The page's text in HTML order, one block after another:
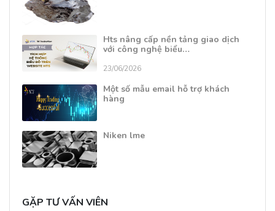
Hts nâng cấp nền tảng giao dịch
với công nghệ biểu…
23/06/2026
Một số mẫu email hỗ trợ khách
hàng
Niken lme
GẶP TƯ VẤN VIÊN